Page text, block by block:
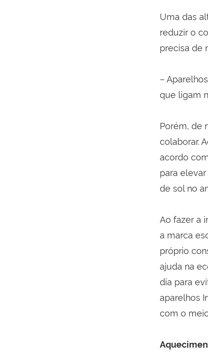
Uma das
reduzir o
precisa de
–
que ligam
Porém, de
colaborar.
acordo
para
de sol no
Ao fazer a
a marca
próprio
ajuda na
dia para
aparelhos
com o